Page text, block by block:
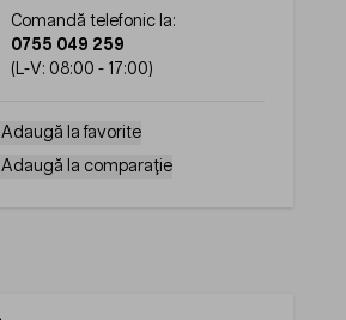
Comandă telefonic la:
0755 049 259
(L-V: 08:00 - 17:00)
Adaugă la favorite
Adaugă la comparație